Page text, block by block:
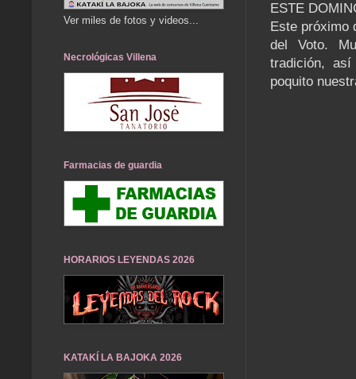
ESTE
Este próximo
del Voto.
tradición,
poquito
Ver miles de fotos y videos...
Necrológicas Villena
Farmacias de guardia
HORARIOS LEYENDAS 2026
KATAKÍ LA BAJOKA 2026